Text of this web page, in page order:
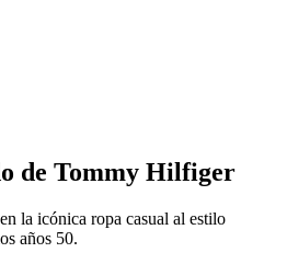
de Tommy Hilfiger
la icónica ropa casual al estilo
años 50.